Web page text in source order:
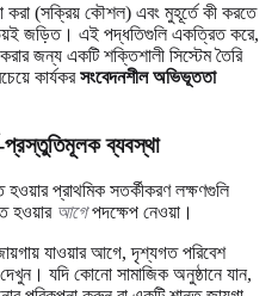
করা (সক্রিয় কৌশল) এবং মুহূর্তে কী করতে
জড়িত। এই পদ্ধতিগুলি একত্রিত করে,
জন্য একটি শক্তিশালী সিস্টেম তৈরি
কার্যকরসংবেদনশীল অভিভূততা
ব্যবস্থা
প্রাথমিক সতর্কীকরণ লক্ষণগুলি
হওয়ার আগেপদক্ষেপ নেওয়া।
যাওয়ার আগে, দৃশ্যগত পরিবেশ
যদি কোনো সামাজিক অনুষ্ঠানে যান,